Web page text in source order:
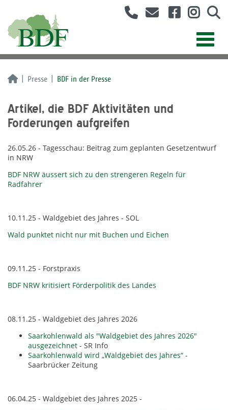
Presse BDF in der Presse
Artikel, die BDF Aktivitäten und
Forderungen aufgreifen
26.05.26 - Tagesschau: Beitrag zum geplanten Gesetzentwurf
in NRW
BDF NRW äussert sich zu den strengeren Regeln für
Radfahrer
10.11.25 - Waldgebiet des Jahres - SOL
Wald punktet nicht nur mit Buchen und Eichen
09.11.25 - Forstpraxis
BDF NRW kritisiert Förderpolitik des Landes
08.11.25 - Waldgebiet des Jahres 2026
Saarkohlenwald als "Waldgebiet des Jahres 2026"
ausgezeichnet - SR Info
Saarkohlenwald wird „Waldgebiet des Jahres“ -
Saarbrücker Zeitung
06.04.25 - Waldgebiet des Jahres 2025 -